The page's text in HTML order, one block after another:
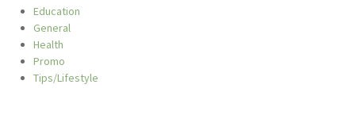
Education
General
Health
Promo
Tips/Lifestyle